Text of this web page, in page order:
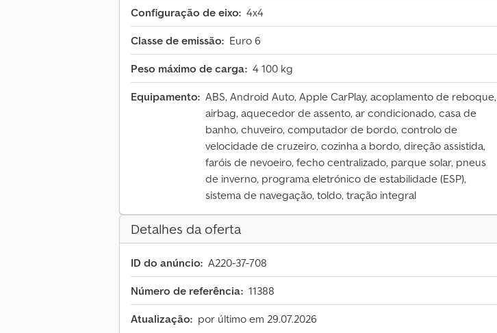
Configuração de eixo: 4x4
Classe de emissão: Euro 6
Peso máximo de carga: 4 100 kg
Equipamento: ABS, Android Auto, Apple CarPlay, acoplamento de reboque,
airbag, aquecedor de assento, ar condicionado, casa de
banho, chuveiro, computador de bordo, controlo de
velocidade de cruzeiro, cozinha a bordo, direção assistida,
faróis de nevoeiro, fecho centralizado, parque solar, pneus
de inverno, programa eletrónico de estabilidade (ESP),
sistema de navegação, toldo, tração integral
Detalhes da oferta
ID do anúncio: A220-37-708
Número de referência: 11388
Atualização: por último em 29.07.2026